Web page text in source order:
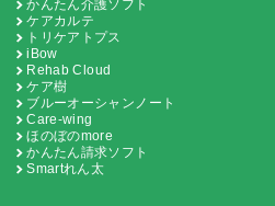
かんたん介護ソフト
ケアカルテ
トリケアトプス
iBow
Rehab Cloud
ケア樹
ブルーオーシャンノート
Care-wing
ほのぼのmore
かんたん請求ソフト
Smartれん太